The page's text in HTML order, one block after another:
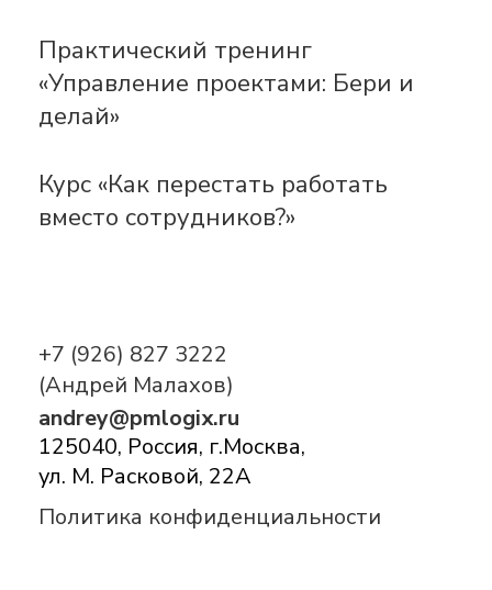
+7 (926) 827 3222
(Андрей Малахов)
andrey@pmlogix.ru
125040, Россия, г.Москва,
ул. М. Расковой, 22А
Политика конфиденциальности
Практический тренинг
«Управление проектами: Бери и
делай»
Курс «Как перестать работать
вместо сотрудников?»